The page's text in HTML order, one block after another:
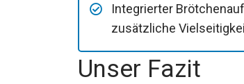
Integrierter
zusätzliche
Unser Fazit